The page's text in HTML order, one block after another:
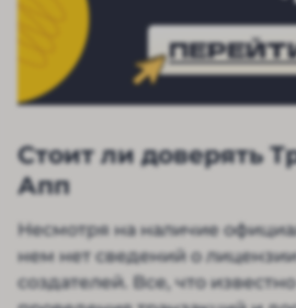
Стоит ли доверять
Апп
Несмотря на наличие
нем нет сведений о
создателей. Все, что